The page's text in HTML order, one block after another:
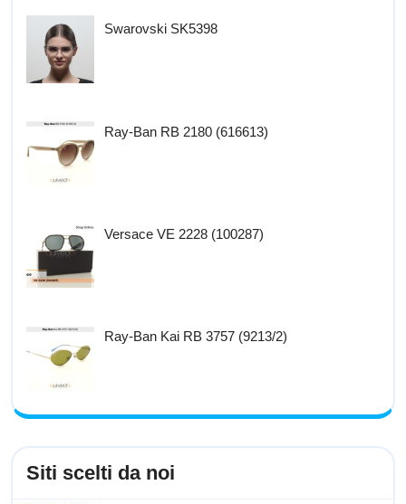
Swarovski SK5398
Ray-Ban RB 2180 (616613)
Versace VE 2228 (100287)
Ray-Ban Kai RB 3757 (9213/2)
Siti scelti da noi